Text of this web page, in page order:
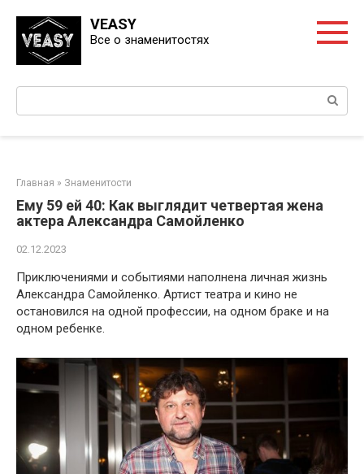
контенту
VEASY
Все о знаменитостях
Главная » Знаменитости
Ему 59 ей 40: Как выглядит четвертая жена
актера Александра Самойленко
02.12.2023
Приключениями и событиями наполнена личная жизнь
Александра Самойленко. Артист театра и кино не
остановился на одной профессии, на одном браке и на
одном ребенке.